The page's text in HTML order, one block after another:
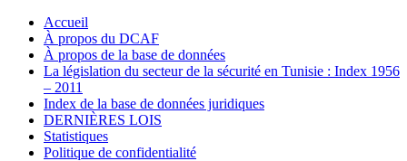
Accueil
À propos du DCAF
À propos de la base de données
La législation du secteur de la sécurité en Tunisie : Index 1956
– 2011
Index de la base de données juridiques
DERNIÈRES LOIS
Statistiques
Politique de confidentialité